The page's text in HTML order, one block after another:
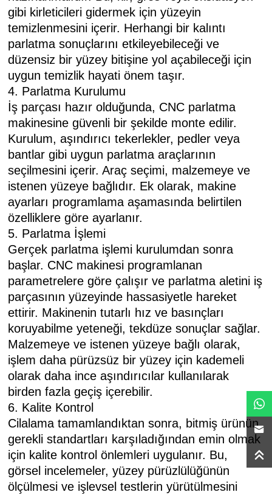
gibi kirleticileri gidermek için yüzeyin
temizlenmesini içerir. Herhangi bir kalıntı
parlatma sonuçlarını etkileyebileceği ve
düzensiz bir yüzey bitişine yol açabileceği için
uygun temizlik hayati önem taşır.
4. Parlatma Kurulumu
İş parçası hazır olduğunda, CNC parlatma
makinesine güvenli bir şekilde monte edilir.
Kurulum, aşındırıcı tekerlekler, pedler veya
bantlar gibi uygun parlatma araçlarının
seçilmesini içerir. Araç seçimi, malzemeye ve
istenen yüzeye bağlıdır. Ek olarak, makine
ayarları programlama aşamasında belirtilen
özelliklere göre ayarlanır.
5. Parlatma İşlemi
Gerçek parlatma işlemi kurulumdan sonra
başlar. CNC makinesi programlanan
parametrelere göre çalışır ve parlatma aletini iş
parçasının yüzeyinde hassasiyetle hareket
ettirir. Makinenin tutarlı hız ve basınçları
koruyabilme yeteneği, tekdüze sonuçlar sağlar.
Malzemeye ve istenen yüzeye bağlı olarak,
işlem daha pürüzsüz bir yüzey için kademeli
olarak daha ince aşındırıcılar kullanılarak
birden fazla geçiş içerebilir.
6. Kalite Kontrol
Cilalama tamamlandıktan sonra, bitmiş ürünün
gerekli standartları karşıladığından emin olmak
için kalite kontrol önlemleri uygulanır. Bu,
görsel incelemeler, yüzey pürüzlülüğünün
ölçülmesi ve işlevsel testlerin yürütülmesini